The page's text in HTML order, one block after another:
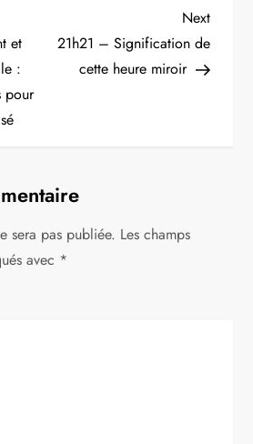
et
:
pour
Next
Post
Next
21h21 – Signification de
cette heure miroir
sera pas publiée. Les champs
avec *